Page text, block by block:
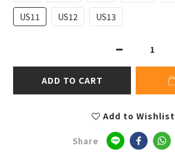
US11
US12 US13
ADD TO CART
Add to Wishlist
Share